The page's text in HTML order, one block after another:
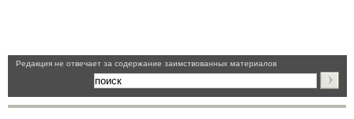
Pедакция не отвечает за содержание заимствованных материалов